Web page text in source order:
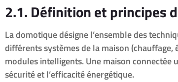
2.1. Définition et principes
La domotique désigne l’ensemble des
différents systèmes de la maison (chauffage,
modules intelligents. Une maison
sécurité et l’efficacité énergétique.